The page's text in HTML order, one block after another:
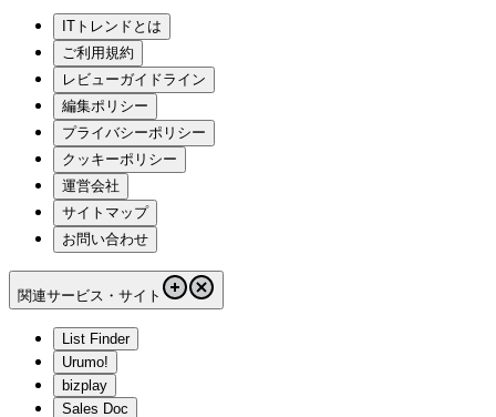
ITトレンドとは
ご利用規約
レビューガイドライン
編集ポリシー
プライバシーポリシー
クッキーポリシー
運営会社
サイトマップ
お問い合わせ
関連サービス・サイト
List Finder
Urumo!
bizplay
Sales Doc